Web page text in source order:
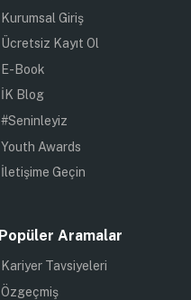
Kurumsal Giriş
Ücretsiz Kayıt Ol
E-Book
İK Blog
#Seninleyiz
Youth Awards
İletişime Geçin
Popüler Aramalar
Kariyer Tavsiyeleri
Özgeçmiş